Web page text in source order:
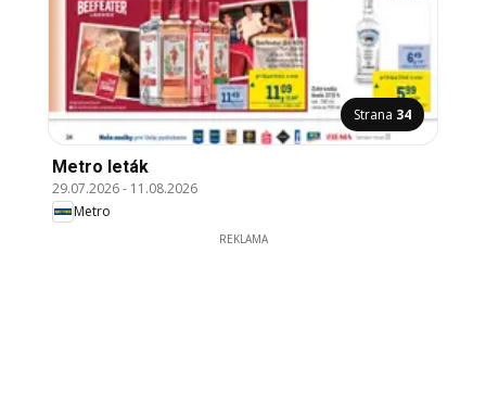
Strana 34
Metro leták
29.07.2026- 11.08.2026
Metro
REKLAMA